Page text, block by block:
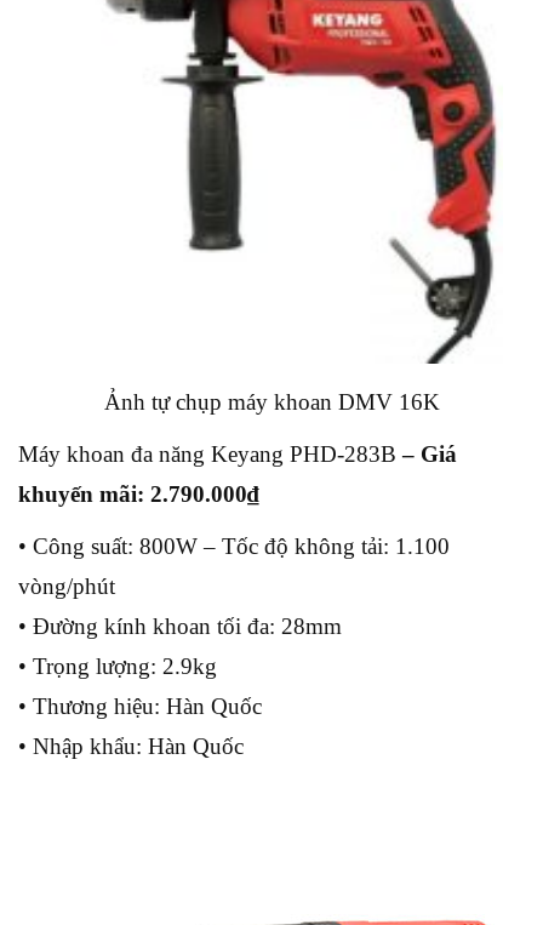
Ảnh tự chụp máy khoan DMV 16K
Máy khoan đa năng Keyang PHD-283B – Giá
khuyến mãi: 2.790.000₫
• Công suất: 800W – Tốc độ không tải: 1.100
vòng/phút
• Đường kính khoan tối đa: 28mm
• Trọng lượng: 2.9kg
• Thương hiệu: Hàn Quốc
• Nhập khẩu: Hàn Quốc